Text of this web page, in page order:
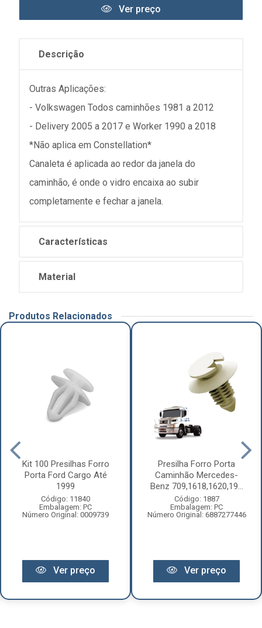
Ver preço
Descrição
Outras Aplicações:
- Volkswagen Todos caminhões 1981 a 2012
- Delivery 2005 a 2017 e Worker 1990 a 2018
*Não aplica em Constellation*
Canaleta é aplicada ao redor da janela do
caminhão, é onde o vidro encaixa ao subir
completamente e fechar a janela.
Características
Material
Produtos Relacionados
Kit 100 Presilhas Forro
Porta Ford Cargo Até
1999
Código: 11840
Embalagem: PC
Número Original: 0009739
Ver preço
Presilha Forro Porta
Caminhão Mercedes-
Benz 709,1618,1620,19...
Código: 1887
Embalagem: PC
Número Original: 6887277446
Ver preço